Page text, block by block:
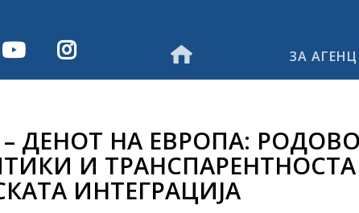
ЗА
– ДЕНОТ НА ЕВРОПА:
И ТРАНСПАРЕНТНОСТА
ИНТЕГРАЦИЈА